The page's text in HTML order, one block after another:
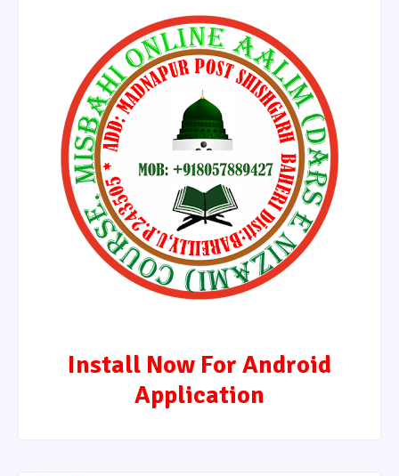
Install Now For Android
Application